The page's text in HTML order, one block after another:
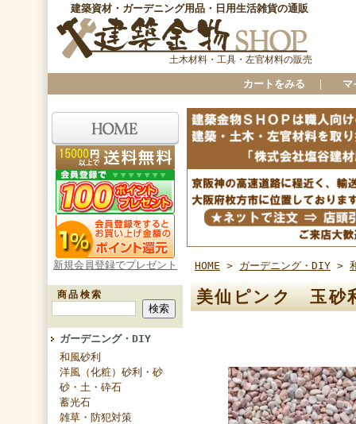
建築資材・ガーデニング用品・日用生活雑貨の通販
土木材料・工具・左官材料の販売
カートをみる ｜ マ
新規会員登録でプレゼント
商品検索
ガーデニング・DIY
和風砂利
洋風（化粧）砂利・砂
砂・土・砕石
蓄光石
雑草・防犯対策
HOME > ガーデニング・DIY >
美仙ピンク 玉